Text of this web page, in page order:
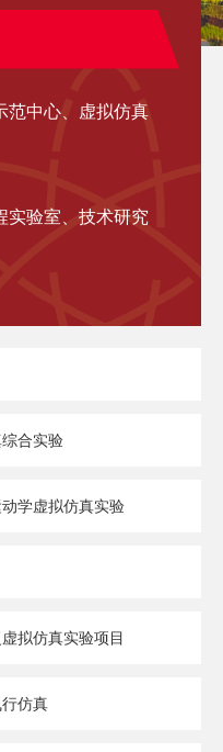
范中心、虚拟仿真
实验室、技术研究
合实验
学虚拟仿真实验
拟仿真实验项目
仿真